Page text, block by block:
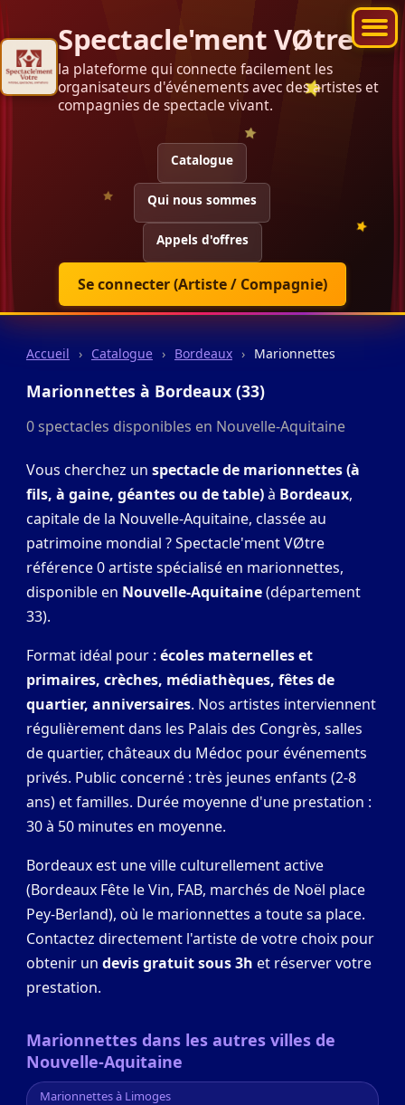
Spectacle'ment VØtre
la plateforme qui connecte facilement les
organisateurs d'événements avec des artistes et
compagnies de spectacle vivant.
Catalogue
Qui nous sommes
Appels d'offres
Se connecter (Artiste / Compagnie)
Accueil › Catalogue › Bordeaux › Marionnettes
Marionnettes à Bordeaux (33)
0 spectacles disponibles en Nouvelle-Aquitaine
Vous cherchez un spectacle de marionnettes (à
fils, à gaine, géantes ou de table)à Bordeaux,
capitale de la Nouvelle-Aquitaine, classée au
patrimoine mondial ? Spectacle'ment VØtre
référence 0 artiste spécialisé en marionnettes,
disponible en Nouvelle-Aquitaine(département
33).
Format idéal pour : écoles maternelles et
primaires, crèches, médiathèques, fêtes de
quartier, anniversaires. Nos artistes interviennent
régulièrement dans les Palais des Congrès, salles
de quartier, châteaux du Médoc pour événements
privés. Public concerné : très jeunes enfants (2-8
ans) et familles. Durée moyenne d'une prestation :
30 à 50 minutes en moyenne.
Bordeaux est une ville culturellement active
(Bordeaux Fête le Vin, FAB, marchés de Noël place
Pey-Berland), où le marionnettes a toute sa place.
Contactez directement l'artiste de votre choix pour
obtenir un devis gratuit sous 3h et réserver votre
prestation.
Marionnettes dans les autres villes de
Nouvelle-Aquitaine
Marionnettes à Limoges